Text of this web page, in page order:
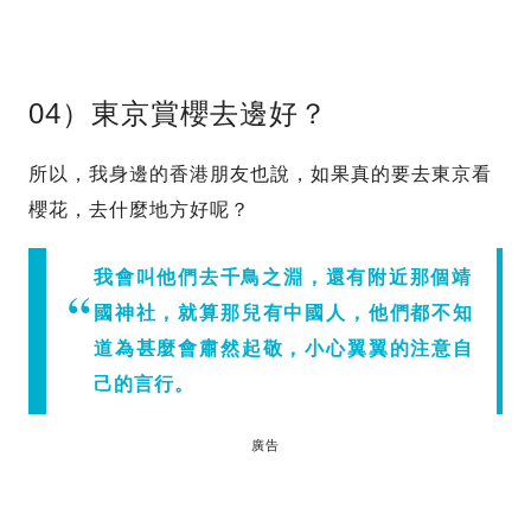
04）東京賞櫻去邊好？
所以，我身邊的香港朋友也說，如果真的要去東京看
櫻花，去什麼地方好呢？
我會叫他們去千鳥之淵，還有附近那個靖
國神社，就算那兒有中國人，他們都不知
道為甚麼會肅然起敬，小心翼翼的注意自
己的言行。
廣告